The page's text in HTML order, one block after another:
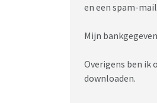
en een spam-
Mijn
Overigens ben ik
downloaden.